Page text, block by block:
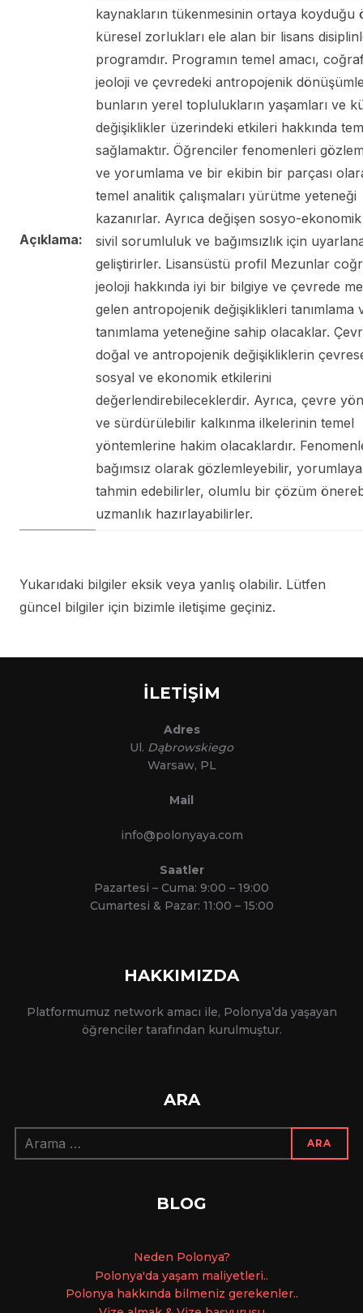
Açıklama:
kaynakların tükenmesinin ortaya koyduğu
küresel zorlukları ele alan bir lisans
programdır. Programın temel amacı,
jeoloji ve çevredeki antropojenik
bunların yerel toplulukların yaşamları ve
değişiklikler üzerindeki etkileri hakkında
sağlamaktır. Öğrenciler fenomenleri
ve yorumlama ve bir ekibin bir parçası
temel analitik çalışmaları yürütme yeteneği
kazanırlar. Ayrıca değişen sosyo-
sivil sorumluluk ve bağımsızlık için
geliştirirler. Lisansüstü profil Mezunlar
jeoloji hakkında iyi bir bilgiye ve çevrede
gelen antropojenik değişiklikleri tanımlama
tanımlama yeteneğine sahip olacaklar.
doğal ve antropojenik değişikliklerin
sosyal ve ekonomik etkilerini
değerlendirebileceklerdir. Ayrıca, çevre
ve sürdürülebilir kalkınma ilkelerinin temel
yöntemlerine hakim olacaklardır.
bağımsız olarak gözlemleyebilir,
tahmin edebilirler, olumlu bir çözüm
uzmanlık hazırlayabilirler.
Yukarıdaki bilgiler eksik veya yanlış olabilir. Lütfen
güncel bilgiler için bizimle iletişime geçiniz.
İLETİŞİM
Adres
Ul. Dąbrowskiego
Warsaw, PL
Mail
info@polonyaya.com
Saatler
Pazartesi – Cuma: 9:00 – 19:00
Cumartesi & Pazar: 11:00 – 15:00
HAKKIMIZDA
Platformumuz network amacı ile, Polonya’da yaşayan
öğrenciler tarafından kurulmuştur.
ARA
Arama:
ARA
BLOG
Neden Polonya?
Polonya'da yaşam maliyetleri..
Polonya hakkında bilmeniz gerekenler..